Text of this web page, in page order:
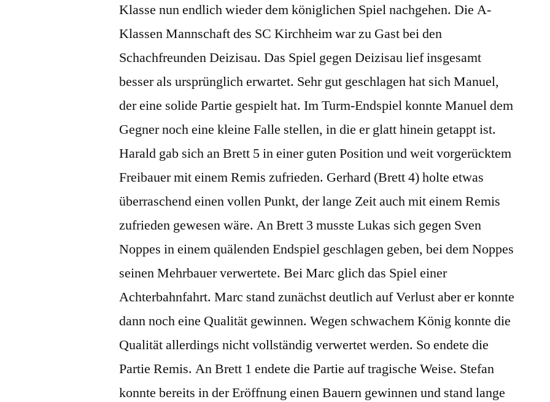
Klasse nun endlich wieder dem königlichen Spiel nachgehen. Die A-
Klassen Mannschaft des SC Kirchheim war zu Gast bei den
Schachfreunden Deizisau. Das Spiel gegen Deizisau lief insgesamt
besser als ursprünglich erwartet. Sehr gut geschlagen hat sich Manuel,
der eine solide Partie gespielt hat. Im Turm-Endspiel konnte Manuel dem
Gegner noch eine kleine Falle stellen, in die er glatt hinein getappt ist.
Harald gab sich an Brett 5 in einer guten Position und weit vorgerücktem
Freibauer mit einem Remis zufrieden. Gerhard (Brett 4) holte etwas
überraschend einen vollen Punkt, der lange Zeit auch mit einem Remis
zufrieden gewesen wäre. An Brett 3 musste Lukas sich gegen Sven
Noppes in einem quälenden Endspiel geschlagen geben, bei dem Noppes
seinen Mehrbauer verwertete. Bei Marc glich das Spiel einer
Achterbahnfahrt. Marc stand zunächst deutlich auf Verlust aber er konnte
dann noch eine Qualität gewinnen. Wegen schwachem König konnte die
Qualität allerdings nicht vollständig verwertet werden. So endete die
Partie Remis. An Brett 1 endete die Partie auf tragische Weise. Stefan
konnte bereits in der Eröffnung einen Bauern gewinnen und stand lange